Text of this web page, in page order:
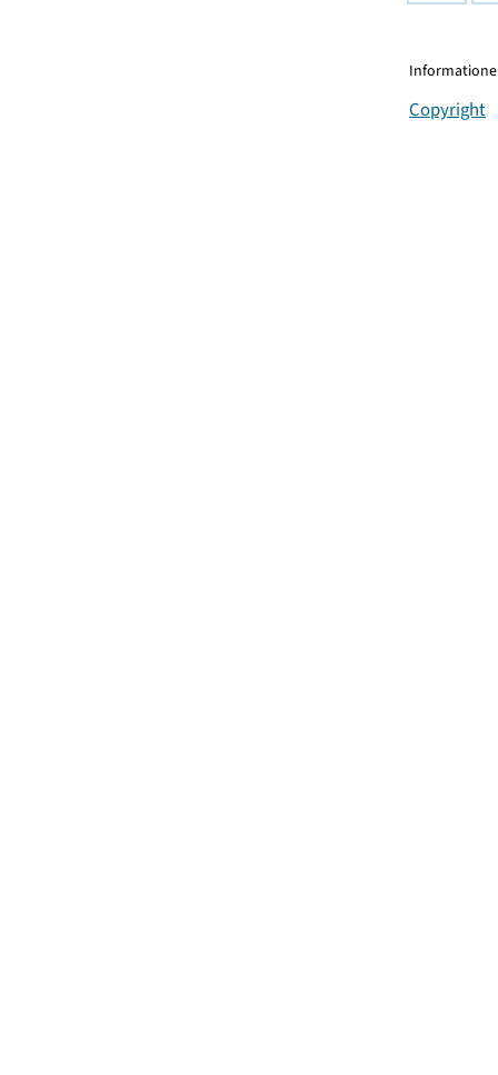
Copyright